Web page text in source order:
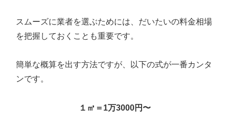
スムーズに業者を選ぶためには、だいたいの料金相場
を把握しておくことも重要です。
簡単な概算を出す方法ですが、以下の式が一番カンタ
ンです。
１㎥＝1万3000円〜